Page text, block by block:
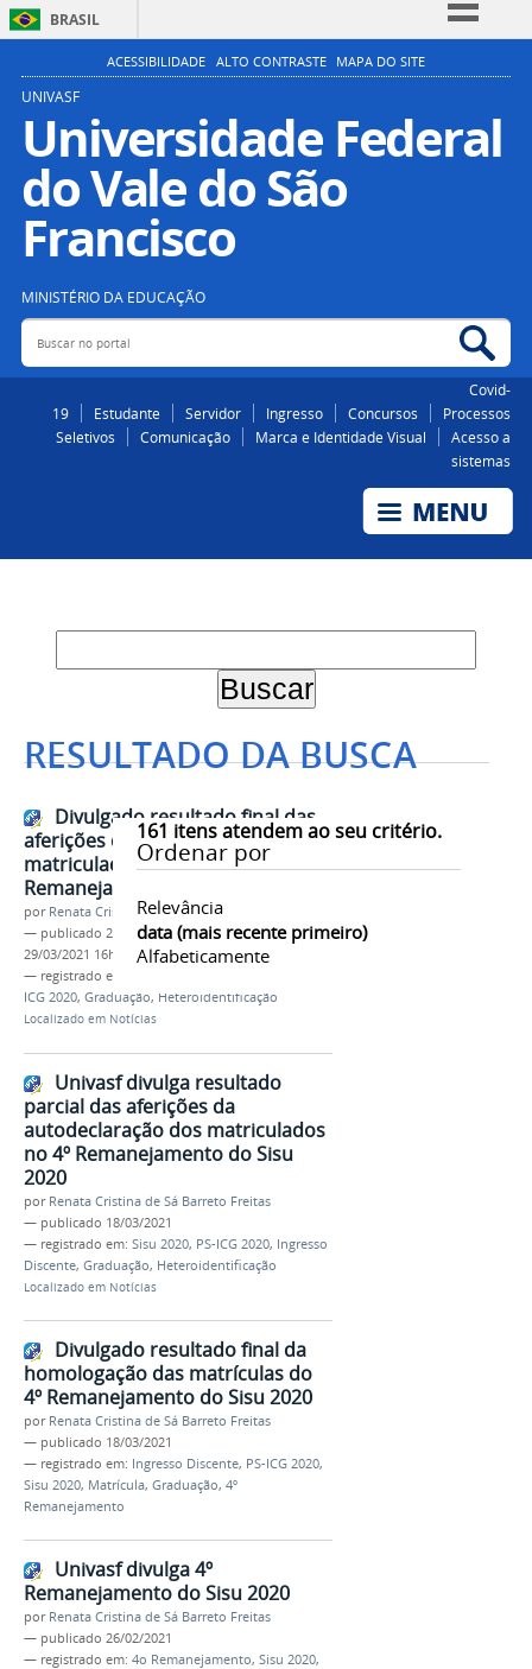
BRASIL
Simplifique!
Participe
Acesso à informação
Legislação
ACESSIBILIDADE ALTO CONTRASTE MAPA DO SITE
UNIVASF
Universidade Federal
do Vale do São
Francisco
MINISTÉRIO DA EDUCAÇÃO
Buscar no portal
Covid-
19
Estudante Servidor Ingresso Concursos
Processos
Seletivos
Comunicação Marca e Identidade Visual
Acesso a
sistemas
RESULTADO DA BUSCA
161 itens atendem ao seu critério.
Ordenar por
Relevância
data (mais recente primeiro)
Alfabeticamente
Divulgado resultado final das
aferições da autodeclaração dos
matriculados no 4º
Remanejamento do Sisu 2020
por Renata Cristina de Sá Barreto Freitas
— publicado 29/03/2021 —última modificação
29/03/2021 16h07
— registrado em:
ICG 2020, Graduação, Heteroidentificação
Localizado em Notícias
Univasf divulga resultado
parcial das aferições da
autodeclaração dos matriculados
no 4º Remanejamento do Sisu
2020
por Renata Cristina de Sá Barreto Freitas
— publicado 18/03/2021
— registrado em: Sisu 2020, PS-ICG 2020, Ingresso
Discente, Graduação, Heteroidentificação
Localizado em Notícias
Divulgado resultado final da
homologação das matrículas do
4º Remanejamento do Sisu 2020
por Renata Cristina de Sá Barreto Freitas
— publicado 18/03/2021
— registrado em: Ingresso Discente, PS-ICG 2020,
Sisu 2020, Matrícula, Graduação, 4º
Remanejamento
Univasf divulga 4º
Remanejamento do Sisu 2020
por Renata Cristina de Sá Barreto Freitas
— publicado 26/02/2021
— registrado em: 4o Remanejamento, Sisu 2020,